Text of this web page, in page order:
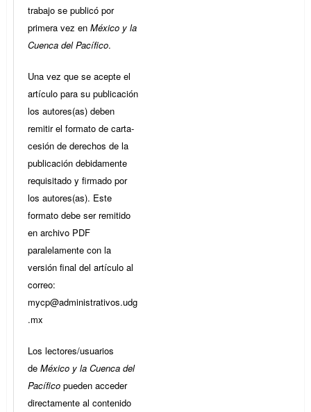
trabajo se publicó por
primera vez en México y la
Cuenca del Pacífico.
Una vez que se acepte el
artículo para su publicación
los autores(as) deben
remitir el formato de carta-
cesión de derechos de la
publicación debidamente
requisitado y firmado por
los autores(as). Este
formato debe ser remitido
en archivo PDF
paralelamente con la
versión final del artículo al
correo:
mycp@administrativos.udg
.mx
Los lectores/usuarios
de México y la Cuenca del
Pacífico pueden acceder
directamente al contenido